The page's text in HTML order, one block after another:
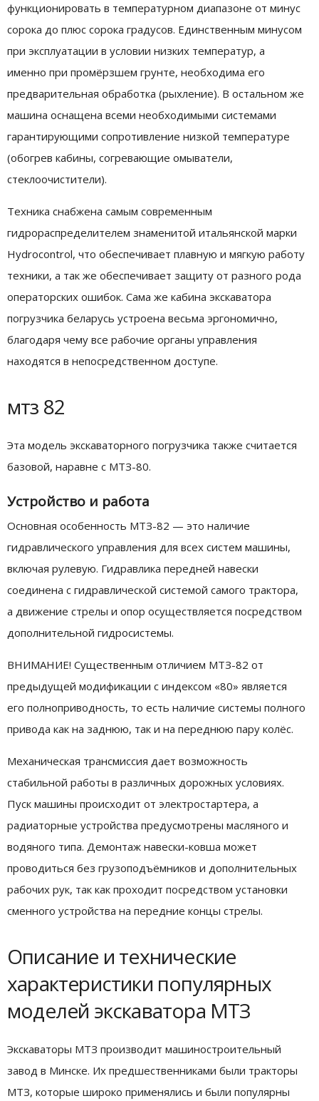
функционировать в температурном диапазоне от минус
сорока до плюс сорока градусов. Единственным минусом
при эксплуатации в условии низких температур, а
именно при промёрзшем грунте, необходима его
предварительная обработка (рыхление). В остальном же
машина оснащена всеми необходимыми системами
гарантирующими сопротивление низкой температуре
(обогрев кабины, согревающие омыватели,
стеклоочистители).
Техника снабжена самым современным
гидрораспределителем знаменитой итальянской марки
Hydrocontrol, что обеспечивает плавную и мягкую работу
техники, а так же обеспечивает защиту от разного рода
операторских ошибок. Сама же кабина экскаватора
погрузчика беларусь устроена весьма эргономично,
благодаря чему все рабочие органы управления
находятся в непосредственном доступе.
мтз 82
Эта модель экскаваторного погрузчика также считается
базовой, наравне с МТЗ-80.
Устройство и работа
Основная особенность МТЗ-82 — это наличие
гидравлического управления для всех систем машины,
включая рулевую. Гидравлика передней навески
соединена с гидравлической системой самого трактора,
а движение стрелы и опор осуществляется посредством
дополнительной гидросистемы.
ВНИМАНИЕ! Существенным отличием МТЗ-82 от
предыдущей модификации с индексом «80» является
его полноприводность, то есть наличие системы полного
привода как на заднюю, так и на переднюю пару колёс.
Механическая трансмиссия дает возможность
стабильной работы в различных дорожных условиях.
Пуск машины происходит от электростартера, а
радиаторные устройства предусмотрены масляного и
водяного типа. Демонтаж навески-ковша может
проводиться без грузоподъёмников и дополнительных
рабочих рук, так как проходит посредством установки
сменного устройства на передние концы стрелы.
Описание и технические
характеристики популярных
моделей экскаватора МТЗ
Экскаваторы МТЗ производит машиностроительный
завод в Минске. Их предшественниками были тракторы
МТЗ, которые широко применялись и были популярны